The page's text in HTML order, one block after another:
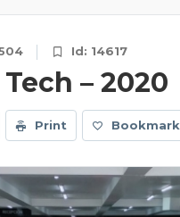
Id: 14617
– 2020
Print Bookmark